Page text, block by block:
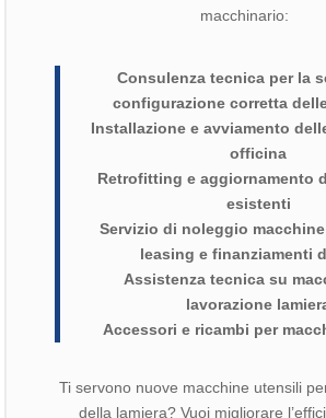
macchinario:
Consulenza tecnica per la
configurazione corretta
Installazione e avviamento
officina
Retrofitting e aggiornamento
esistenti
Servizio di noleggio
leasing e finanziamenti
Assistenza tecnica su
lavorazione
Accessori e ricambi per
Ti servono nuove macchine utensili
della lamiera? Vuoi migliorare